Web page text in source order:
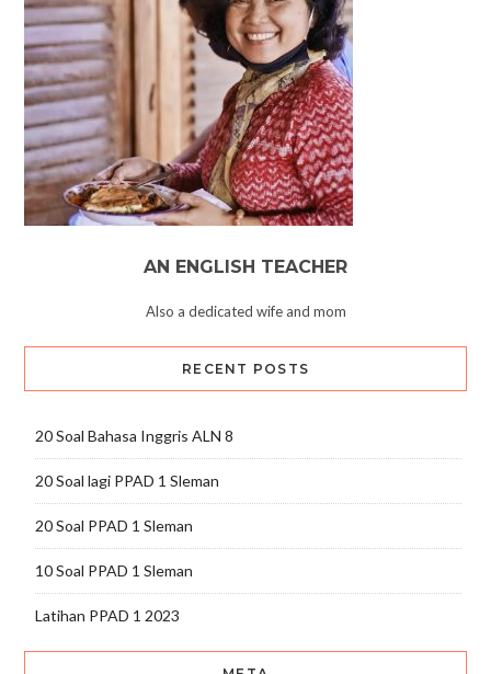
AN ENGLISH TEACHER
Also a dedicated wife and mom
RECENT POSTS
20 Soal Bahasa Inggris ALN 8
20 Soal lagi PPAD 1 Sleman
20 Soal PPAD 1 Sleman
10 Soal PPAD 1 Sleman
Latihan PPAD 1 2023